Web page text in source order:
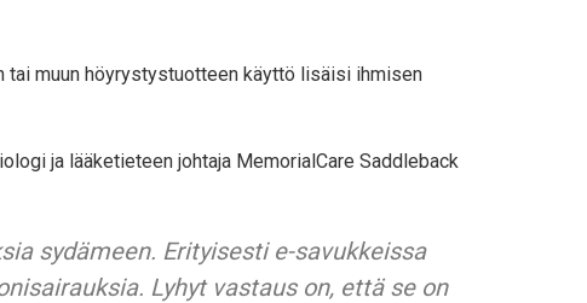
tai muun höyrystystuotteen käyttö lisäisi ihmisen
ja lääketieteen johtaja MemorialCare Saddleback
sydämeen. Erityisesti e-savukkeissa
Lyhyt vastaus on, että se on